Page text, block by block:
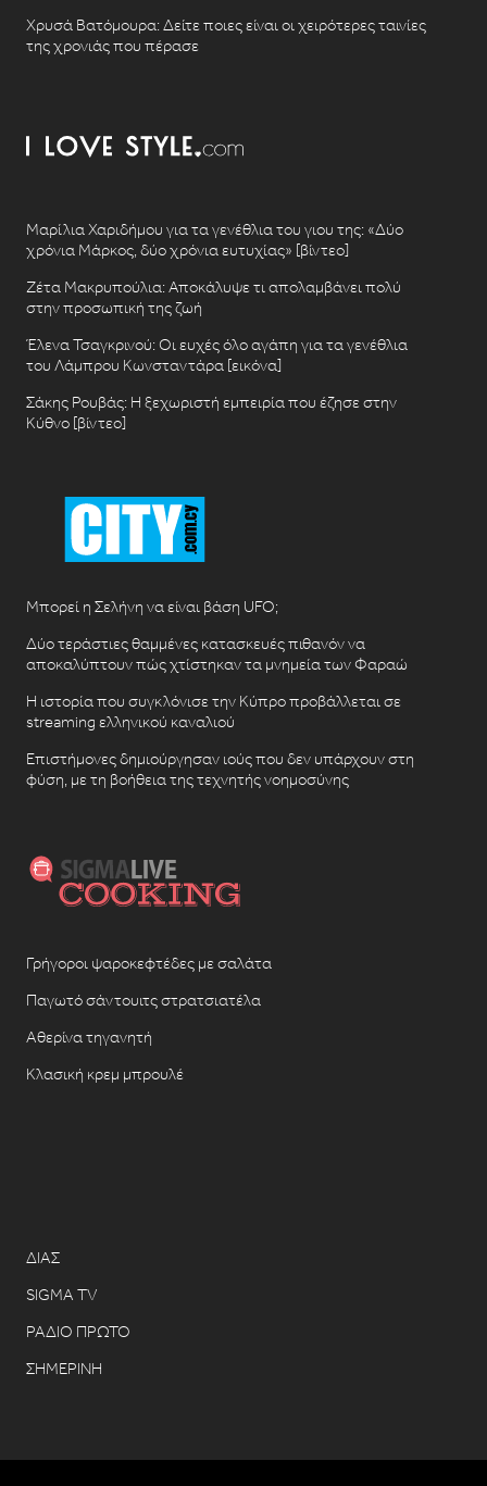
Χρυσά Βατόμουρα: Δείτε ποιες είναι οι χειρότερες ταινίες
της χρονιάς που πέρασε
Μαρίλια Χαριδήμου για τα γενέθλια του γιου της: «Δύο
χρόνια Μάρκος, δύο χρόνια ευτυχίας» [βίντεο]
Ζέτα Μακρυπούλια: Αποκάλυψε τι απολαμβάνει πολύ
στην προσωπική της ζωή
Έλενα Τσαγκρινού: Οι ευχές όλο αγάπη για τα γενέθλια
του Λάμπρου Κωνσταντάρα [εικόνα]
Σάκης Ρουβάς: Η ξεχωριστή εμπειρία που έζησε στην
Κύθνο [βίντεο]
Μπορεί η Σελήνη να είναι βάση UFO;
Δύο τεράστιες θαμμένες κατασκευές πιθανόν να
αποκαλύπτουν πώς χτίστηκαν τα μνημεία των Φαραώ
Η ιστορία που συγκλόνισε την Κύπρο προβάλλεται σε
streaming ελληνικού καναλιού
Επιστήμονες δημιούργησαν ιούς που δεν υπάρχουν στη
φύση, με τη βοήθεια της τεχνητής νοημοσύνης
Γρήγοροι ψαροκεφτέδες με σαλάτα
Παγωτό σάντουιτς στρατσιατέλα
Αθερίνα τηγανητή
Κλασική κρεμ μπρουλέ
ΔΙΑΣ
SIGMA TV
ΡΑΔΙΟ ΠΡΩΤΟ
ΣΗΜΕΡΙΝΗ